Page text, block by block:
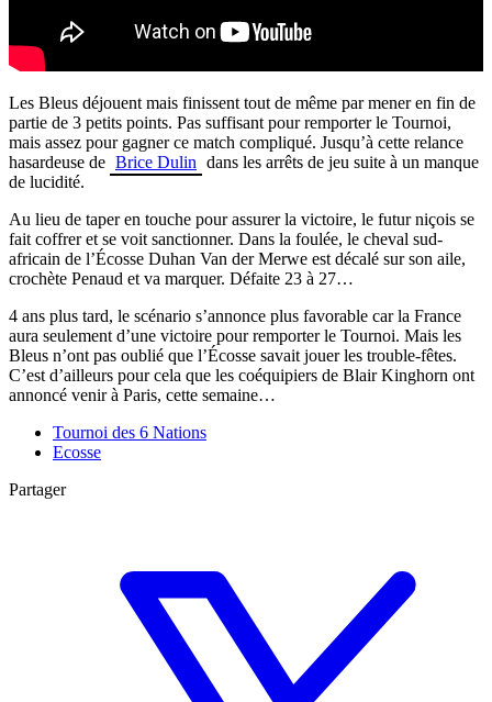
Les Bleus déjouent mais finissent tout de même par mener en fin de
partie de 3 petits points. Pas suffisant pour remporter le Tournoi,
mais assez pour gagner ce match compliqué. Jusqu’à cette relance
hasardeuse de Brice Dulin dans les arrêts de jeu suite à un manque
de lucidité.
Au lieu de taper en touche pour assurer la victoire, le futur niçois se
fait coffrer et se voit sanctionner. Dans la foulée, le cheval sud-
africain de l’Écosse Duhan Van der Merwe est décalé sur son aile,
crochète Penaud et va marquer. Défaite 23 à 27…
4 ans plus tard, le scénario s’annonce plus favorable car la France
aura seulement d’une victoire pour remporter le Tournoi. Mais les
Bleus n’ont pas oublié que l’Écosse savait jouer les trouble-fêtes.
C’est d’ailleurs pour cela que les coéquipiers de Blair Kinghorn ont
annoncé venir à Paris, cette semaine…
Tournoi des 6 Nations
Ecosse
Partager